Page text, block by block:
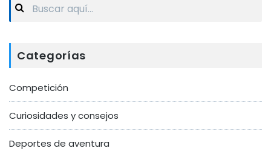
Search
for:
Categorías
Competición
Curiosidades y consejos
Deportes de aventura